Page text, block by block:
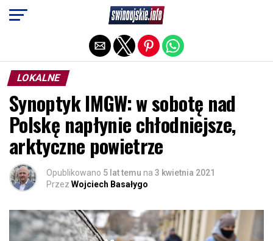
LOKALNE
Synoptyk IMGW: w sobotę nad
Polskę napłynie chłodniejsze,
arktyczne powietrze
Opublikowano 5 lat temu na 3 kwietnia 2021
Przez Wojciech Basałygo
Exit mobile version